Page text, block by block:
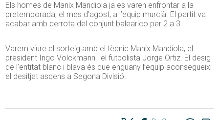
Els homes de Manix Mandiola ja es varen enfrontar a la
pretemporada, el mes d’agost, a l’equip murcià. El partit va
acabar amb derrota del conjunt balearico per 2 a 3.
Varem viure el sorteig amb el tècnic Manix Mandiola, el
president Ingo Volckmann i el futbolista Jorge Ortiz. El desig
de l’entitat blanc i blava és que enguany l’equip aconsegueixi
el desitjat ascens a Segona Divisió.